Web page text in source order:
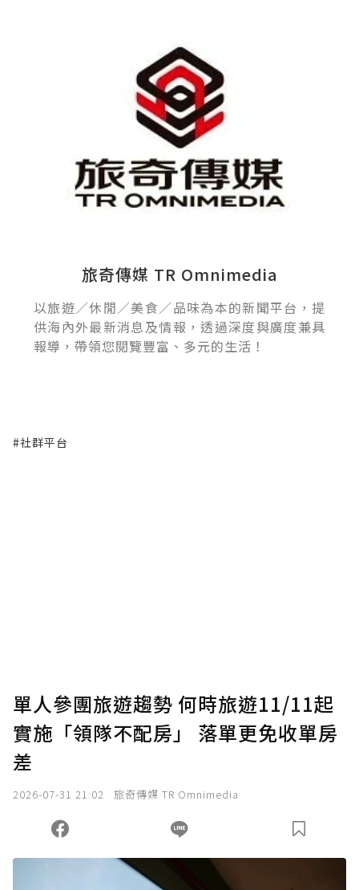
旅奇傳媒 TR Omnimedia
以旅遊／休閒／美食／品味為本的新聞平台，提
供海內外最新消息及情報，透過深度與廣度兼具
報導，帶領您閱覽豐富、多元的生活！
#社群平台
單人參團旅遊趨勢 何時旅遊11/11起
實施「領隊不配房」 落單更免收單房
差
2026-07-31 21:02 旅奇傳媒 TR Omnimedia